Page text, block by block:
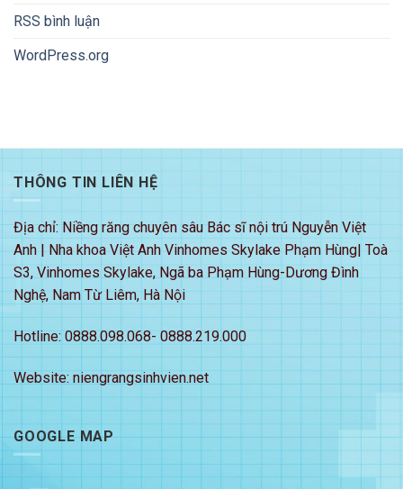
RSS bình luận
WordPress.org
THÔNG TIN LIÊN HỆ
Địa chỉ: Niềng răng chuyên sâu Bác sĩ nội trú Nguyễn Việt
Anh | Nha khoa Việt Anh Vinhomes Skylake Phạm Hùng| Toà
S3, Vinhomes Skylake, Ngã ba Phạm Hùng-Dương Đình
Nghệ, Nam Từ Liêm, Hà Nội
Hotline: 0888.098.068- 0888.219.000
Website: niengrangsinhvien.net
GOOGLE MAP